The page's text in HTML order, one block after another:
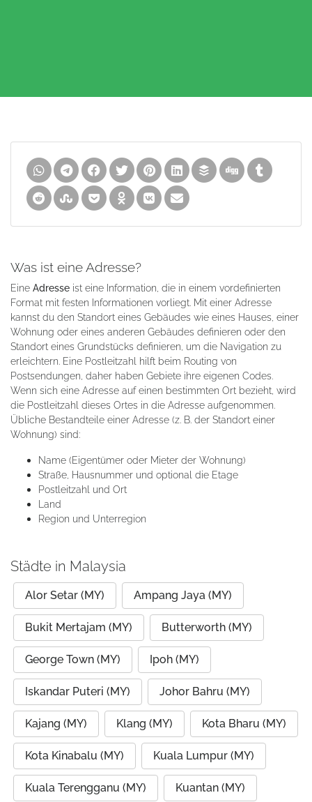
Was ist eine Adresse?
Eine Adresse ist eine Information, die in einem vordefinierten
Format mit festen Informationen vorliegt. Mit einer Adresse
kannst du den Standort eines Gebäudes wie eines Hauses, einer
Wohnung oder eines anderen Gebäudes definieren oder den
Standort eines Grundstücks definieren, um die Navigation zu
erleichtern. Eine Postleitzahl hilft beim Routing von
Postsendungen, daher haben Gebiete ihre eigenen Codes.
Wenn sich eine Adresse auf einen bestimmten Ort bezieht, wird
die Postleitzahl dieses Ortes in die Adresse aufgenommen.
Übliche Bestandteile einer Adresse (z. B. der Standort einer
Wohnung) sind:
Name (Eigentümer oder Mieter der Wohnung)
Straße, Hausnummer und optional die Etage
Postleitzahl und Ort
Land
Region und Unterregion
Städte in Malaysia
Alor Setar (MY) Ampang Jaya (MY)
Bukit Mertajam (MY) Butterworth (MY)
George Town (MY) Ipoh (MY)
Iskandar Puteri (MY) Johor Bahru (MY)
Kajang (MY) Klang (MY) Kota Bharu (MY)
Kota Kinabalu (MY) Kuala Lumpur (MY)
Kuala Terengganu (MY) Kuantan (MY)